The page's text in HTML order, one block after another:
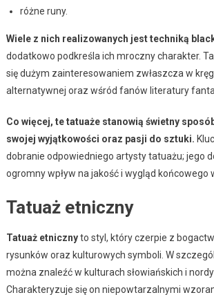
różne runy.
Wiele z nich realizowanych jest techniką
dodatkowo podkreśla ich mroczny charakter.
się dużym zainteresowaniem zwłaszcza w
alternatywnej oraz wśród fanów literatury
Co więcej, te tatuaże stanowią świetny
swojej wyjątkowości oraz pasji do sztuki.
dobranie odpowiedniego artysty tatuażu; jego
ogromny wpływ na jakość i wygląd końcowego
Tatuaż etniczny
Tatuaż etnicznyto styl, który czerpie z
rysunków oraz kulturowych symboli. W
można znaleźć w kulturach słowiańskich i
Charakteryzuje się on niepowtarzalnymi